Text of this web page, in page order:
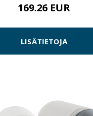
169.26 EUR
LISÄTIETOJA